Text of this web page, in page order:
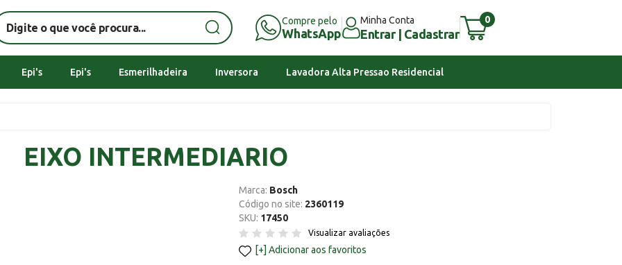
Compre pelo
WhatsApp
Minha Conta
Entrar | Cadastrar
0
Epi's Epi's Esmerilhadeira Inversora Lavadora Alta Pressao Residencial
EIXO INTERMEDIARIO
Marca: Bosch
Código no site: 2360119
SKU: 17450
Visualizar avaliações
Adicionar aos favoritos